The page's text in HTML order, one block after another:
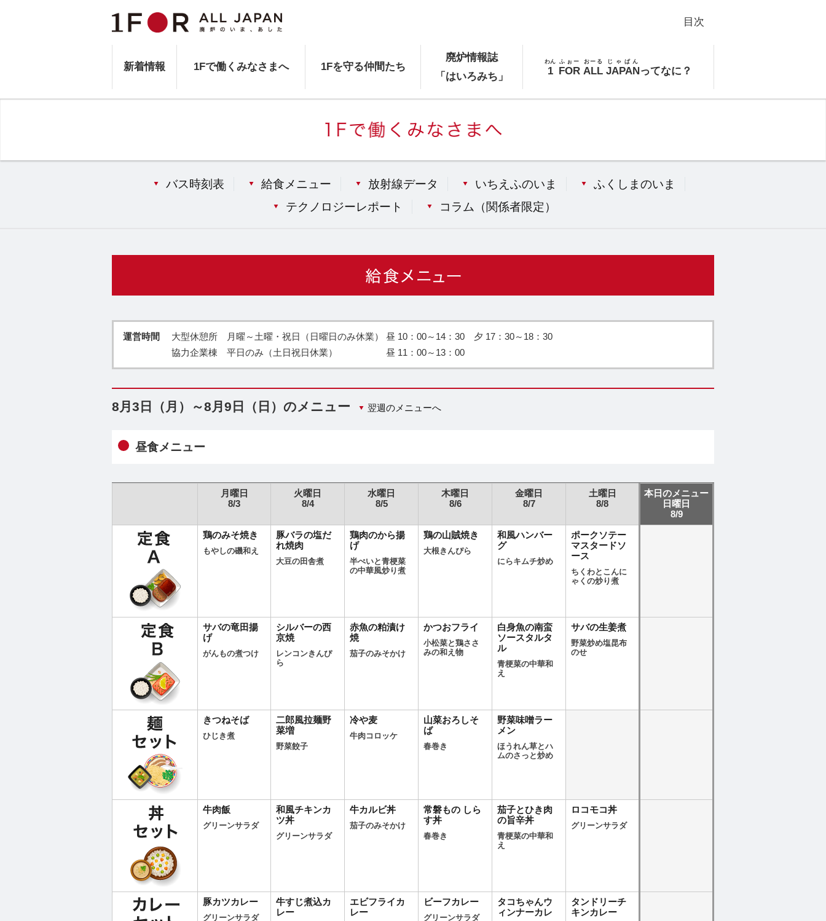
新着情報 1Fで働くみなさまへ 1Fを守る仲間たち
廃炉情報誌
「はいろみち」
1
わん
FOR
ふぉー
ALL
おーる
JAPAN
じゃぱん
ってなに？
目次
バス時刻表 給食メニュー 放射線データ いちえふのいま
ふくしまのいま
テクノロジーレポート
コラム（ 関係者限定 ）
運営時間
大型休憩所 月曜～土曜・祝日（日曜日のみ休業） 昼 10：00～14：30 夕 17：30～18：30
協力企業棟 平日のみ（土日祝日休業） 昼 11：00～13：00
8月3日（月）～8月9日（日）のメニュー 翌週のメニューへ
昼食メニュー
月曜日
8/3
火曜日
8/4
水曜日
8/5
木曜日
8/6
金曜日
8/7
土曜日
8/8
本日のメニュー
日曜日
8/9
鶏のみそ焼き
もやしの磯和え
豚バラの塩だ
れ焼肉
大豆の田舎煮
鶏肉のから揚
げ
半ぺいと青梗菜
の中華風炒り煮
鶏の山賊焼き
大根きんぴら
和風ハンバー
グ
にらキムチ炒め
ポークソテー
マスタードソ
ース
ちくわとこんに
ゃくの炒り煮
サバの竜田揚
げ
がんもの煮つけ
シルバーの西
京焼
レンコンきんぴ
ら
赤魚の粕漬け
焼
茄子のみそかけ
かつおフライ
小松菜と鶏ささ
みの和え物
白身魚の南蛮
ソースタルタ
ル
青梗菜の中華和
え
サバの生姜煮
野菜炒め塩昆布
のせ
きつねそば
ひじき煮
二郎風拉麺野
菜増
野菜餃子
冷や麦
牛肉コロッケ
山菜おろしそ
ば
春巻き
野菜味噌ラー
メン
ほうれん草とハ
ムのさっと炒め
牛肉飯
グリーンサラダ
和風チキンカ
ツ丼
グリーンサラダ
牛カルビ丼
茄子のみそかけ
常磐もの しら
す丼
春巻き
茄子とひき肉
の旨辛丼
青梗菜の中華和
え
ロコモコ丼
グリーンサラダ
豚カツカレー
グリーンサラダ
牛すじ煮込カ
レー
エビフライカ
レー
ビーフカレー
グリーンサラダ
タコちゃんウ
ィンナーカレ
タンドリーチ
キンカレー